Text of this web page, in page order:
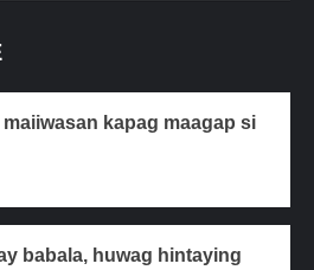
kapag maagap si
babala, huwag hintaying